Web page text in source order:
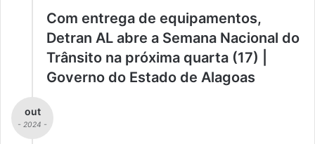
Com entrega de equipamentos,
Detran AL abre a Semana Nacional do
Trânsito na próxima quarta (17) |
Governo do Estado de Alagoas
out
- 2024 -